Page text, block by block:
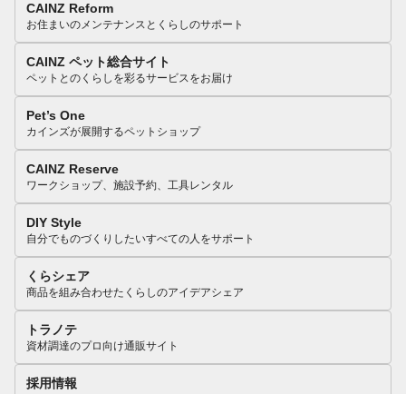
CAINZ Reform
お住まいのメンテナンスとくらしのサポート
CAINZ ペット総合サイト
ペットとのくらしを彩るサービスをお届け
Pet’s One
カインズが展開するペットショップ
CAINZ Reserve
ワークショップ、施設予約、工具レンタル
DIY Style
自分でものづくりしたいすべての人をサポート
くらシェア
商品を組み合わせたくらしのアイデアシェア
トラノテ
資材調達のプロ向け通販サイト
採用情報